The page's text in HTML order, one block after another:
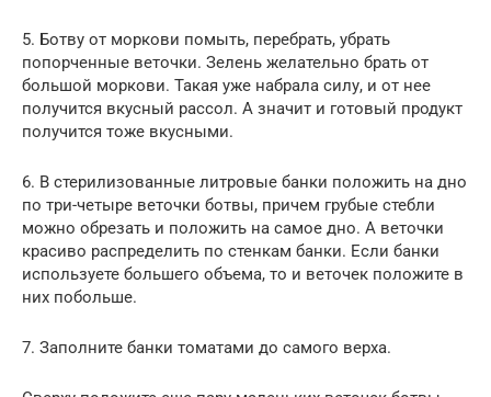
5. Ботву от моркови помыть, перебрать, убрать
попорченные веточки. Зелень желательно брать от
большой моркови. Такая уже набрала силу, и от нее
получится вкусный рассол. А значит и готовый продукт
получится тоже вкусными.
6. В стерилизованные литровые банки положить на дно
по три-четыре веточки ботвы, причем грубые стебли
можно обрезать и положить на самое дно. А веточки
красиво распределить по стенкам банки. Если банки
используете большего объема, то и веточек положите в
них побольше.
7. Заполните банки томатами до самого верха.